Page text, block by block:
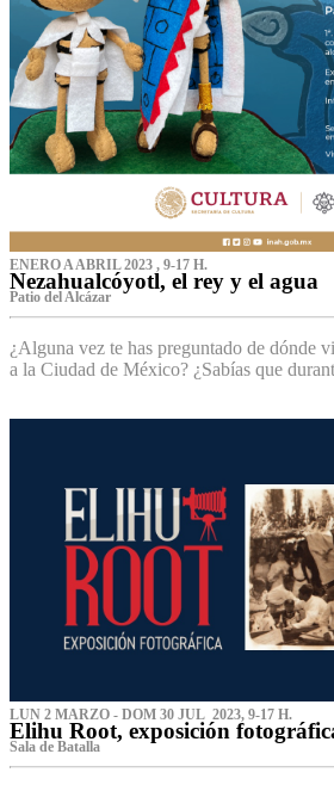
ENERO A ABRIL 2023 , 9-17 H.
Nezahualcóyotl, el rey y el agua
Patio del Alcázar
¿Alguna vez te has preguntado de dónde
a la Ciudad de México? ¿Sabías que
LUN 2 MARZO - DOM 30 JUL 2023, 9-17 H.
Elihu Root, exposición
Sala de Batalla